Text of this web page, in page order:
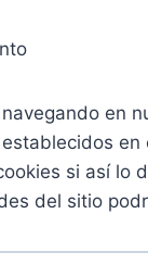
en
si así lo
del sitio